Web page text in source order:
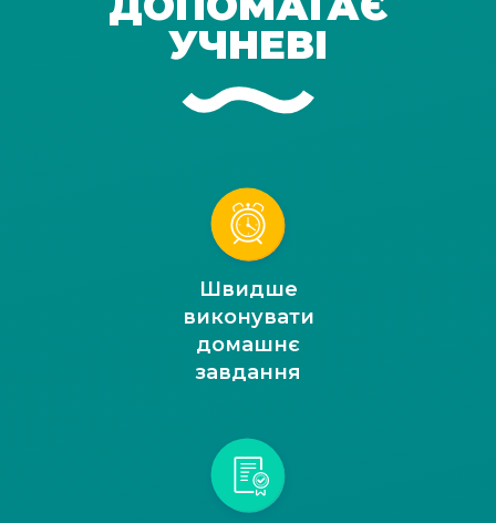
УЧНЕВІ
Швидше
виконувати
домашнє
завдання